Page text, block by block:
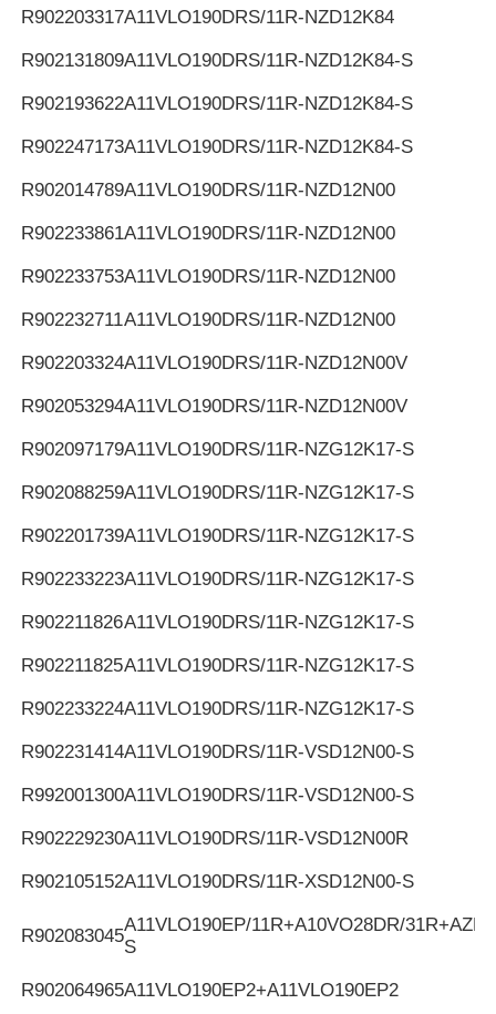
R902203317A11VLO190DRS/11R-NZD12K84
R902131809A11VLO190DRS/11R-NZD12K84-S
R902193622A11VLO190DRS/11R-NZD12K84-S
R902247173A11VLO190DRS/11R-NZD12K84-S
R902014789A11VLO190DRS/11R-NZD12N00
R902233861A11VLO190DRS/11R-NZD12N00
R902233753A11VLO190DRS/11R-NZD12N00
R902232711A11VLO190DRS/11R-NZD12N00
R902203324A11VLO190DRS/11R-NZD12N00V
R902053294A11VLO190DRS/11R-NZD12N00V
R902097179A11VLO190DRS/11R-NZG12K17-S
R902088259A11VLO190DRS/11R-NZG12K17-S
R902201739A11VLO190DRS/11R-NZG12K17-S
R902233223A11VLO190DRS/11R-NZG12K17-S
R902211826A11VLO190DRS/11R-NZG12K17-S
R902211825A11VLO190DRS/11R-NZG12K17-S
R902233224A11VLO190DRS/11R-NZG12K17-S
R902231414A11VLO190DRS/11R-VSD12N00-S
R992001300A11VLO190DRS/11R-VSD12N00-S
R902229230A11VLO190DRS/11R-VSD12N00R
R902105152A11VLO190DRS/11R-XSD12N00-S
R902083045
A11VLO190EP/11R+A10VO28DR/
S
R902064965A11VLO190EP2+A11VLO190EP2